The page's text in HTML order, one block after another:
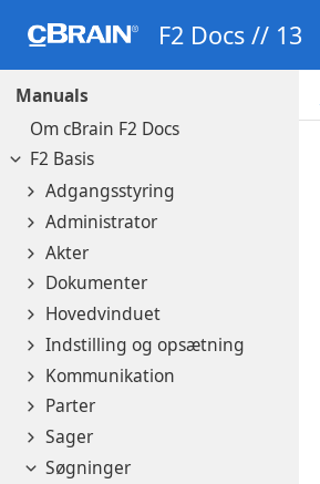
F2 Docs // 13
Manuals
Om cBrain F2 Docs
F2 Basis
Adgangsstyring
Administrator
Akter
Dokumenter
Hovedvinduet
Indstilling og opsætning
Kommunikation
Parter
Sager
Søgninger